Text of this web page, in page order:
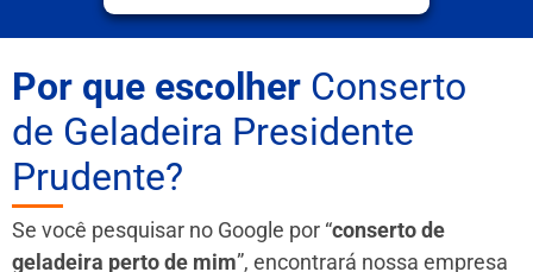
Por que escolher Conserto
de Geladeira Presidente
Prudente?
Se você pesquisar no Google por “conserto de
geladeira perto de mim”, encontrará nossa empresa